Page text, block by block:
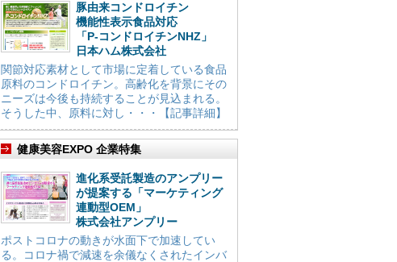
豚由来コンドロイチン
機能性表示食品対応
「P-コンドロイチンNHZ」
日本ハム株式会社
関節対応素材として市場に定着している食品
原料のコンドロイチン。高齢化を背景にその
ニーズは今後も持続することが見込まれる。
そうした中、原料に対し・・・【記事詳細】
健康美容EXPO 企業特集
進化系受託製造のアンプリー
が提案する「マーケティング
連動型OEM」
株式会社アンプリー
ポストコロナの動きが水面下で加速してい
る。コロナ禍で減速を余儀なくされたインバ